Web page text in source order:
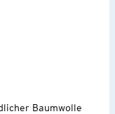
Baumwolle